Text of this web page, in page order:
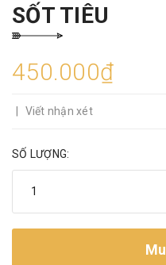
SỐT TIÊU
450.000₫
Viết nhận xét
SỐ LƯỢNG: